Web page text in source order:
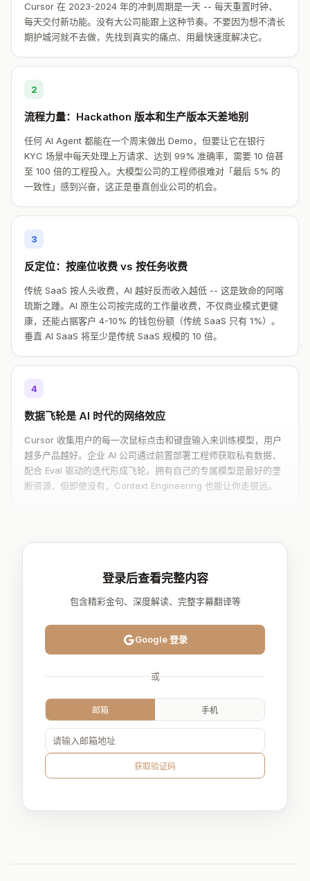
Cursor 在 2023-2024 年的冲刺周期是一天 -- 每天重置时钟、
每天交付新功能。没有大公司能跟上这种节奏。不要因为想不清长
期护城河就不去做，先找到真实的痛点、用最快速度解决它。
2
流程力量：Hackathon 版本和生产版本天差地别
任何 AI Agent 都能在一个周末做出 Demo，但要让它在银行
KYC 场景中每天处理上万请求、达到 99% 准确率，需要 10 倍甚
至 100 倍的工程投入。大模型公司的工程师很难对「最后 5% 的
一致性」感到兴奋，这正是垂直创业公司的机会。
3
反定位：按座位收费 vs 按任务收费
传统 SaaS 按人头收费，AI 越好反而收入越低 -- 这是致命的阿喀
琉斯之踵。AI 原生公司按完成的工作量收费，不仅商业模式更健
康，还能占据客户 4-10% 的钱包份额（传统 SaaS 只有 1%）。
垂直 AI SaaS 将至少是传统 SaaS 规模的 10 倍。
4
数据飞轮是 AI 时代的网络效应
Cursor 收集用户的每一次鼠标点击和键盘输入来训练模型，用户
越多产品越好。企业 AI 公司通过前置部署工程师获取私有数据，
配合 Eval 驱动的迭代形成飞轮。拥有自己的专属模型是最好的垄
断资源，但即使没有，Context Engineering 也能让你走很远。
登录后查看完整内容
包含精彩金句、深度解读、完整字幕翻译等
Google 登录
或
邮箱 手机
获取验证码